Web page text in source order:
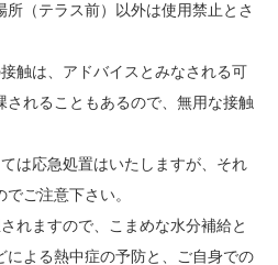
（テラス前）以外は使用禁止とさ
触は、アドバイスとみなされる可
れることもあるので、無用な接触
は応急処置はいたしますが、それ
ご注意下さい。
れますので、こまめな水分補給と
による熱中症の予防と、ご自身での